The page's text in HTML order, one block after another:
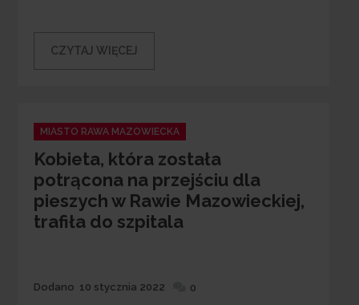
CZYTAJ WIĘCEJ
Categories
MIASTO RAWA MAZOWIECKA
Kobieta, która została
potrącona na przejściu dla
pieszych w Rawie Mazowieckiej,
trafiła do szpitala
Dodane
Dodano 10 stycznia 2022 0